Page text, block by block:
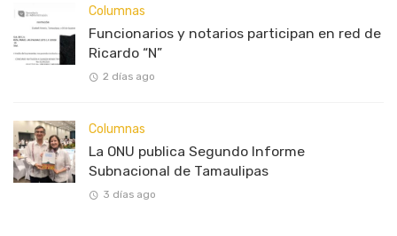
Columnas
Funcionarios y notarios participan en red de
Ricardo “N”
2 días ago
Columnas
La ONU publica Segundo Informe
Subnacional de Tamaulipas
3 días ago